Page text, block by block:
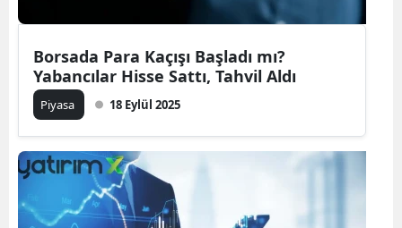
Borsada Para Kaçışı Başladı mı?
Yabancılar Hisse Sattı, Tahvil Aldı
Piyasa 18 Eylül 2025